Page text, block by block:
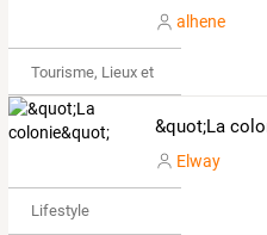
alhene
Tourisme, Lieux et Événements
Elway
Lifestyle